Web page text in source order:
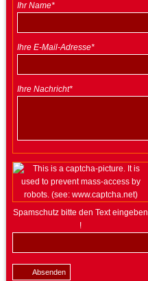
Ihr Name*
Ihre E-Mail-Adresse*
Ihre Nachricht*
Spamschutz bitte den Text eingeben
!